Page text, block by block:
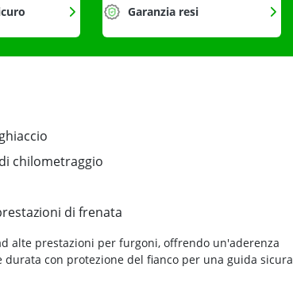
Garanzia resi
chilometraggio
di frenata
alte prestazioni per furgoni, offrendo un'aderenza
con protezione del fianco per una guida sicura